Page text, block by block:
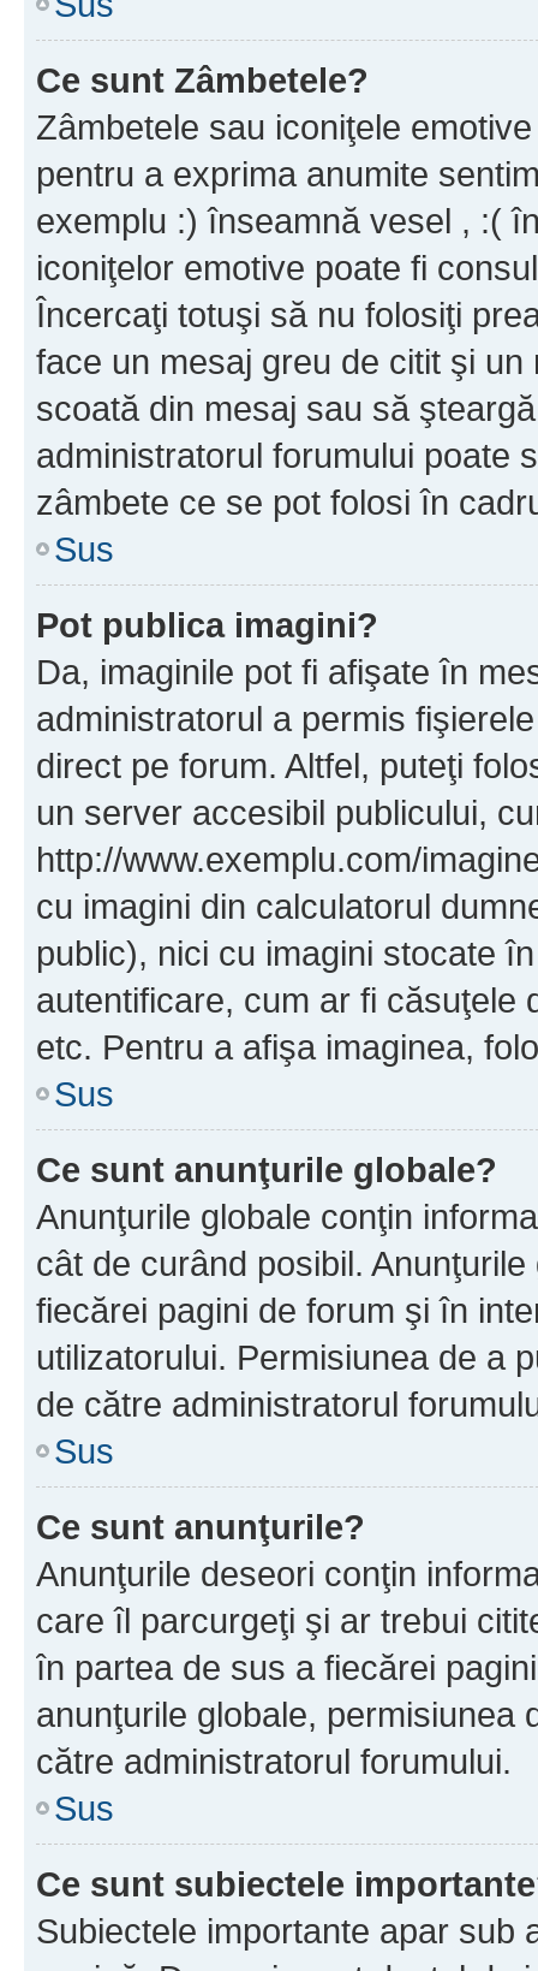
Ce sunt Zâmbetele?
Zâmbetele sau iconiţele
pentru a exprima anumite
exemplu :) înseamnă vesel , :(
iconiţelor emotive poate fi
Încercaţi totuşi să nu folosiţi
face un mesaj greu de citit şi
scoată din mesaj sau să
administratorul forumului poate
zâmbete ce se pot folosi în
Sus
Pot publica imagini?
Da, imaginile pot fi afişate în
administratorul a permis
direct pe forum. Altfel, puteţi
un server accesibil publicului,
http://www.exemplu.com/
cu imagini din calculatorul
public), nici cu imagini stocate
autentificare, cum ar fi căsuţele
etc. Pentru a afişa imaginea,
Sus
Ce sunt anunţurile globale?
Anunţurile globale conţin
cât de curând posibil.
fiecărei pagini de forum şi în
utilizatorului. Permisiunea de a
de către administratorul
Sus
Ce sunt anunţurile?
Anunţurile deseori conţin
care îl parcurgeţi şi ar trebui
în partea de sus a fiecărei
anunţurile globale, permisiunea
către administratorul forumului.
Sus
Ce sunt subiectele
Subiectele importante apar sub